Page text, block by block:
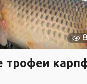
трофеи